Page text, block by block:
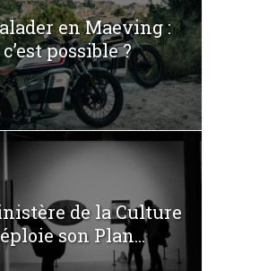
en Maeving :
c’est possible ?
de la Culture
son Plan...